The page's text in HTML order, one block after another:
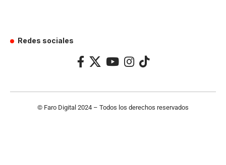
Redes sociales
© Faro Digital 2024 – Todos los derechos reservados